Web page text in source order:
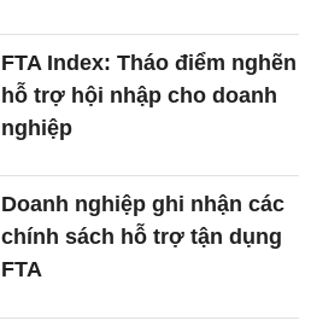
FTA Index: Tháo điểm nghẽn
hỗ trợ hội nhập cho doanh
nghiệp
Doanh nghiệp ghi nhận các
chính sách hỗ trợ tận dụng
FTA